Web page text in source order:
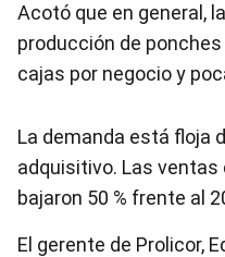
Acotó que en general,
producción de
cajas por negocio y
La demanda está floja
adquisitivo. Las ventas
bajaron 50 % frente al
El gerente de Prolicor,